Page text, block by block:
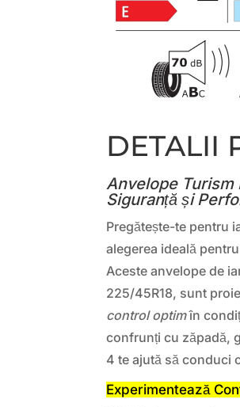
DETALII
Anvelope Turism
Siguranță și
Pregătește-te pentru
alegerea ideală
Aceste anvelope de
225/45R18, sunt
control optimîn
confrunți cu zăpadă,
4 te ajută să conduci
Experimentează